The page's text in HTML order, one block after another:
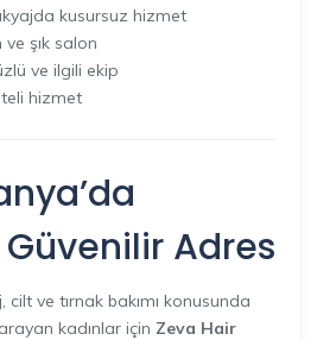
kusursuz hizmet
şık salon
ve ilgili ekip
hizmet
Adres
ve tırnak bakımı konusunda
kadınlar için Zeva Hair